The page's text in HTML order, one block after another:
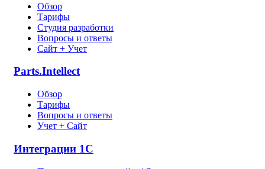
Обзор
Тарифы
Студия разработки
Вопросы и ответы
Сайт + Учет
Parts.Intellect
Обзор
Тарифы
Вопросы и ответы
Учет + Сайт
Интеграции 1С